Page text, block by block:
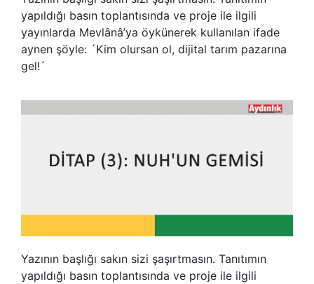
yapıldığı basın toplantısında ve proje ile ilgili
yayınlarda Mevlânâ’ya öykünerek kullanılan ifade
aynen şöyle: ´Kim olursan ol, dijital tarım pazarına
gel!´
Yazının başlığı sakın sizi şaşırtmasın. Tanıtımın
yapıldığı basın toplantısında ve proje ile ilgili